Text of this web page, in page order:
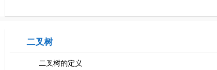
二叉树
二叉树的定义